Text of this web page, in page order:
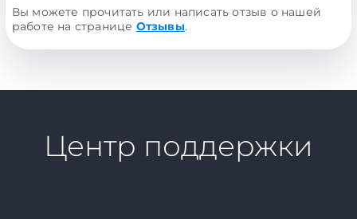
Вы можете прочитать или написать отзыв о нашей
работе на странице Отзывы.
Центр поддержки